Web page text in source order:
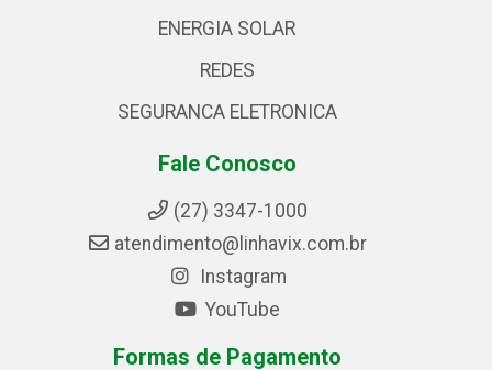
ENERGIA SOLAR
REDES
SEGURANCA ELETRONICA
Fale Conosco
(27) 3347-1000
atendimento@linhavix.com.br
Instagram
YouTube
Formas de Pagamento